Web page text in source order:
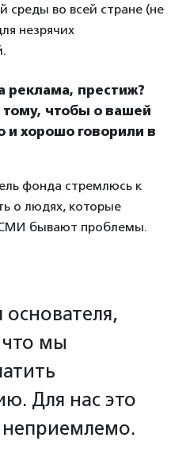
среды во всей стране (не
незрячих
реклама, престиж?
чтобы о вашей
и хорошо говорили в
фонда стремлюсь к
о людях, которые
бывают проблемы.
что мы
Для нас это